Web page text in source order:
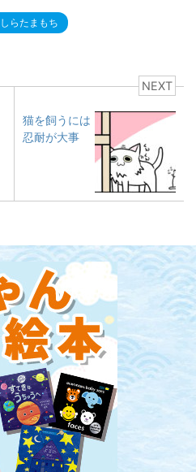
しらたまもち
NEXT
猫を飼うには
忍耐が大事